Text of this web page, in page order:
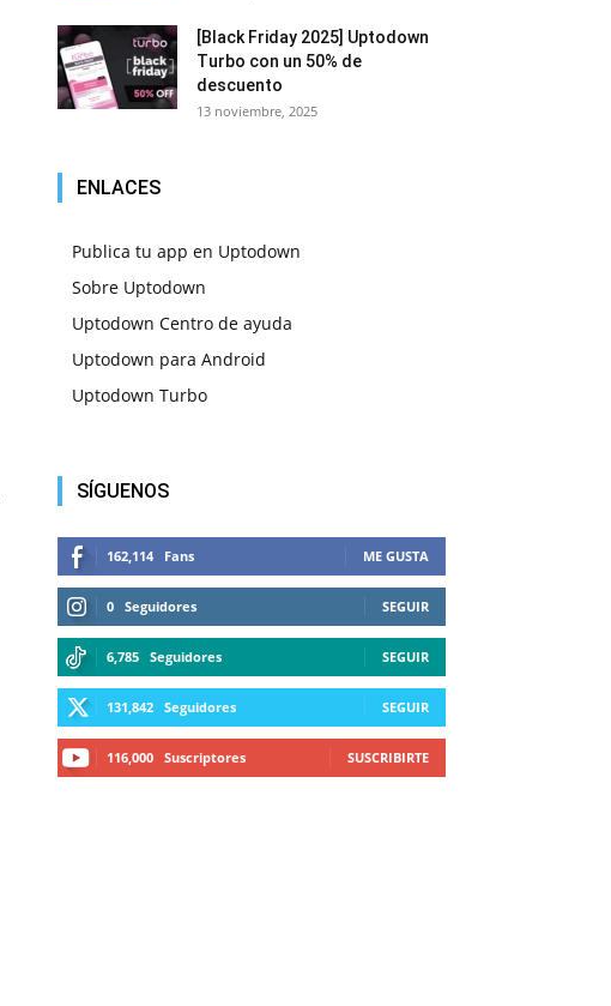
[Black Friday 2025] Uptodown
Turbo con un 50% de
descuento
13 noviembre, 2025
ENLACES
Publica tu app en Uptodown
Sobre Uptodown
Uptodown Centro de ayuda
Uptodown para Android
Uptodown Turbo
SÍGUENOS
162,114 Fans ME GUSTA
0 Seguidores SEGUIR
6,785 Seguidores SEGUIR
131,842 Seguidores SEGUIR
116,000 Suscriptores SUSCRIBIRTE